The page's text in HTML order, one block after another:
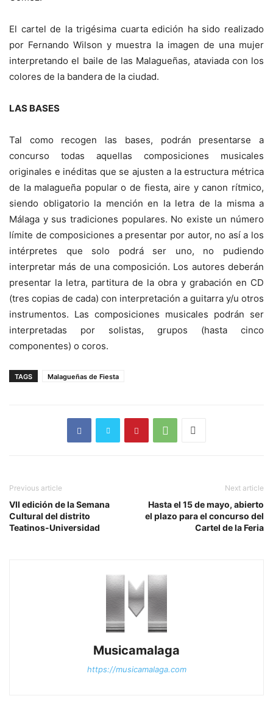
El cartel de la trigésima cuarta edición ha sido realizado
por Fernando Wilson y muestra la imagen de una mujer
interpretando el baile de las Malagueñas, ataviada con los
colores de la bandera de la ciudad.
LAS BASES
Tal como recogen las bases, podrán presentarse a
concurso todas aquellas composiciones musicales
originales e inéditas que se ajusten a la estructura métrica
de la malagueña popular o de fiesta, aire y canon rítmico,
siendo obligatorio la mención en la letra de la misma a
Málaga y sus tradiciones populares. No existe un número
límite de composiciones a presentar por autor, no así a los
intérpretes que solo podrá ser uno, no pudiendo
interpretar más de una composición. Los autores deberán
presentar la letra, partitura de la obra y grabación en CD
(tres copias de cada) con interpretación a guitarra y/u otros
instrumentos. Las composiciones musicales podrán ser
interpretadas por solistas, grupos (hasta cinco
componentes) o coros.
TAGS Malagueñas de Fiesta
Previous article
VII edición de la Semana
Cultural del distrito
Teatinos-Universidad
Next article
Hasta el 15 de mayo, abierto
el plazo para el concurso del
Cartel de la Feria
Musicamalaga
https://musicamalaga.com